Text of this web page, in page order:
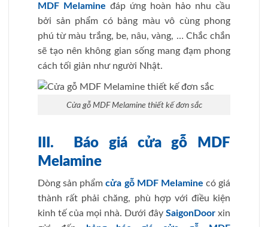
MDF Melamine đáp ứng hoàn hảo nhu cầu
bởi sản phẩm có bảng màu vô cùng phong
phú từ màu trắng, be, nâu, vàng, … Chắc chắn
sẽ tạo nên không gian sống mang đạm phong
cách tối giản như người Nhật.
Cửa gỗ MDF Melamine thiết kế đơn sắc
III. Báo giá cửa gỗ MDF
Melamine
Dòng sản phẩmcửa gỗ MDF Melamine có giá
thành rất phải chăng, phù hợp với điều kiện
kinh tế của mọi nhà. Dưới đây SaigonDoor xin